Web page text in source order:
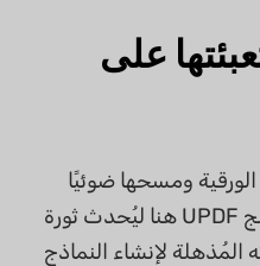
على
ومسحها ضوئيًا
بشكل متكرر؟ لا تقلق، فبرنامج UPDF هنا ليُحدث ثورة
لإنشاء النماذج